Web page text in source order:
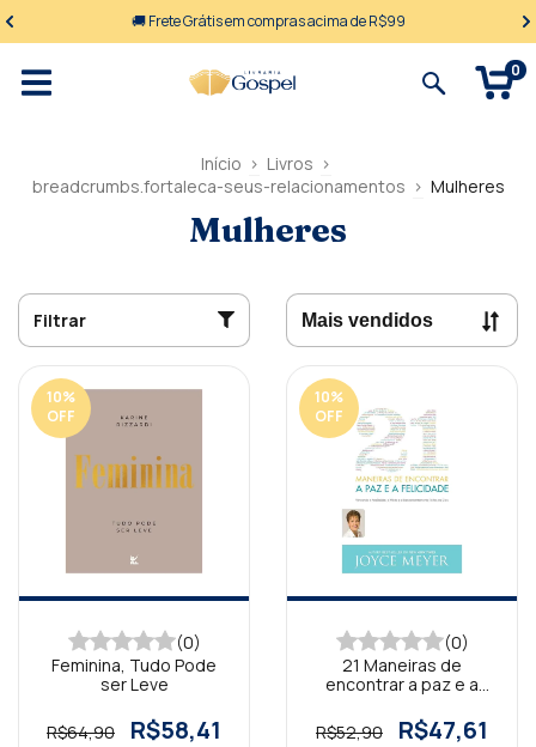
🚚 Frete Grátis em compras acima de R$99
0
Início > Livros >
breadcrumbs.fortaleca-seus-relacionamentos > Mulheres
Mulheres
Filtrar
10%
OFF
(0)
Feminina, Tudo Pode
ser Leve
R$64,90 R$58,41
10%
OFF
(0)
21 Maneiras de
encontrar a paz e a
R$52,90
R$47,61